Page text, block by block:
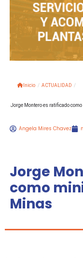
Inicio / ACTUALIDAD /
Jorge Montero es ratificado
Angela Mires Chavez
Jorge
como
Minas